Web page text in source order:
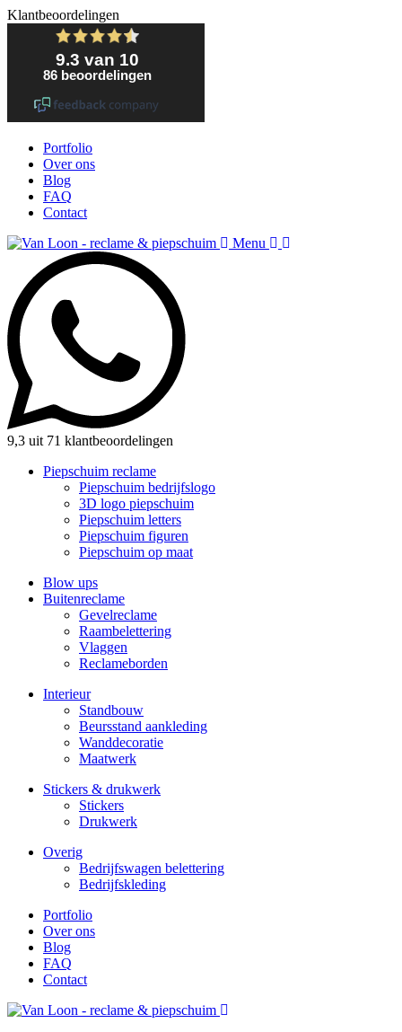
Klantbeoordelingen
Portfolio
Over ons
Blog
FAQ
Contact
Menu
9,3 uit 71 klantbeoordelingen
Piepschuim reclame
Piepschuim bedrijfslogo
3D logo piepschuim
Piepschuim letters
Piepschuim figuren
Piepschuim op maat
Blow ups
Buitenreclame
Gevelreclame
Raambelettering
Vlaggen
Reclameborden
Interieur
Standbouw
Beursstand aankleding
Wanddecoratie
Maatwerk
Stickers & drukwerk
Stickers
Drukwerk
Overig
Bedrijfswagen belettering
Bedrijfskleding
Portfolio
Over ons
Blog
FAQ
Contact